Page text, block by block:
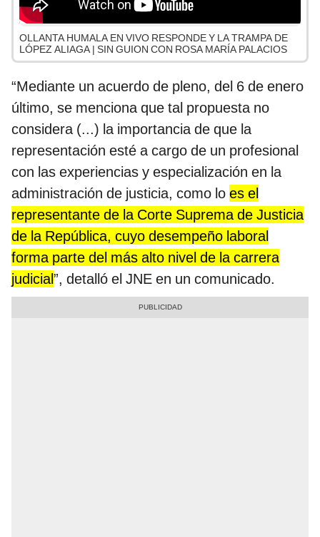
OLLANTA HUMALA EN VIVO RESPONDE Y LA TRAMPA DE
LÓPEZ ALIAGA | SIN GUION CON ROSA MARÍA PALACIOS
“Mediante un acuerdo de pleno, del 6 de enero
último, se menciona que tal propuesta no
considera (...) la importancia de que la
representación esté a cargo de un profesional
con las experiencias y especialización en la
administración de justicia, como lo es el
representante de la Corte Suprema de Justicia
de la República, cuyo desempeño laboral
forma parte del más alto nivel de la carrera
judicial”, detalló el JNE en un comunicado.